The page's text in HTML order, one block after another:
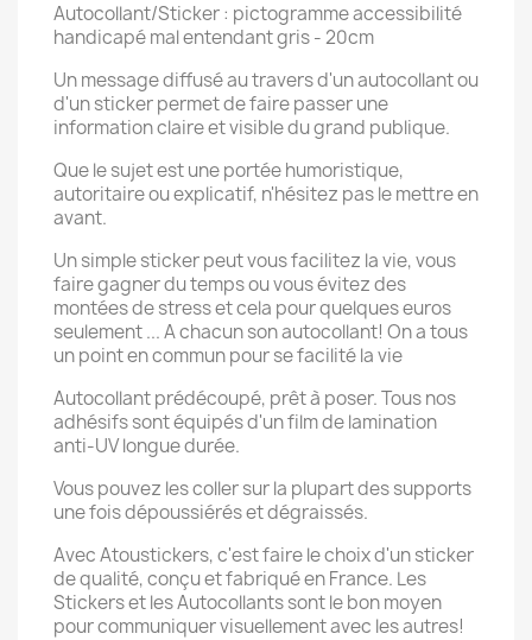
Autocollant/Sticker : pictogramme accessibilité
handicapé mal entendant gris - 20cm
Un message diffusé au travers d'un autocollant ou
d'un sticker permet de faire passer une
information claire et visible du grand publique.
Que le sujet est une portée humoristique,
autoritaire ou explicatif, n'hésitez pas le mettre en
avant.
Un simple sticker peut vous facilitez la vie, vous
faire gagner du temps ou vous évitez des
montées de stress et cela pour quelques euros
seulement ... A chacun son autocollant! On a tous
un point en commun pour se facilité la vie
Autocollant prédécoupé, prêt à poser. Tous nos
adhésifs sont équipés d'un film de lamination
anti-UV longue durée.
Vous pouvez les coller sur la plupart des supports
une fois dépoussiérés et dégraissés.
Avec Atoustickers, c'est faire le choix d'un sticker
de qualité, conçu et fabriqué en France. Les
Stickers et les Autocollants sont le bon moyen
pour communiquer visuellement avec les autres!